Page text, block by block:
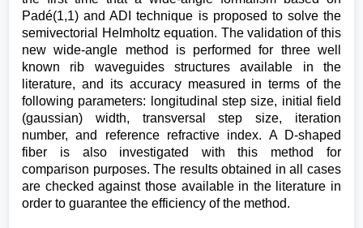
Padé(1,1) and ADI technique is proposed to solve the
semivectorial Helmholtz equation. The validation of this
new wide-angle method is performed for three well
known rib waveguides structures available in the
literature, and its accuracy measured in terms of the
following parameters: longitudinal step size, initial field
(gaussian) width, transversal step size, iteration
number, and reference refractive index. A D-shaped
fiber is also investigated with this method for
comparison purposes. The results obtained in all cases
are checked against those available in the literature in
order to guarantee the efficiency of the method.